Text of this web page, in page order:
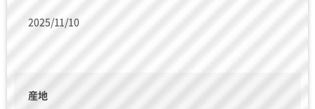
2025/11/10
産地